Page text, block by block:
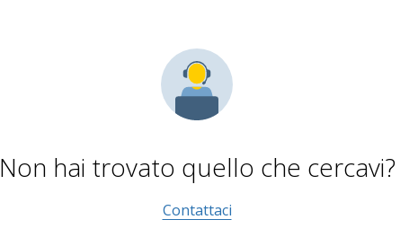
Non hai trovato quello che cercavi?
Contattaci